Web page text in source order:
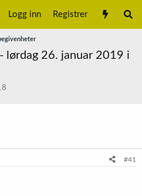
Logg inn Registrer
lørdag 26. januar 2019 i
#41